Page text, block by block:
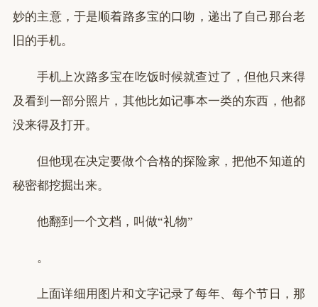
妙的主意，于是顺着路多宝的口吻，递出了自己那台老
旧的手机。
手机上次路多宝在吃饭时候就查过了，但他只来得
及看到一部分照片，其他比如记事本一类的东西，他都
没来得及打开。
但他现在决定要做个合格的探险家，把他不知道的
秘密都挖掘出来。
他翻到一个文档，叫做“礼物”
。
上面详细用图片和文字记录了每年、每个节日，那